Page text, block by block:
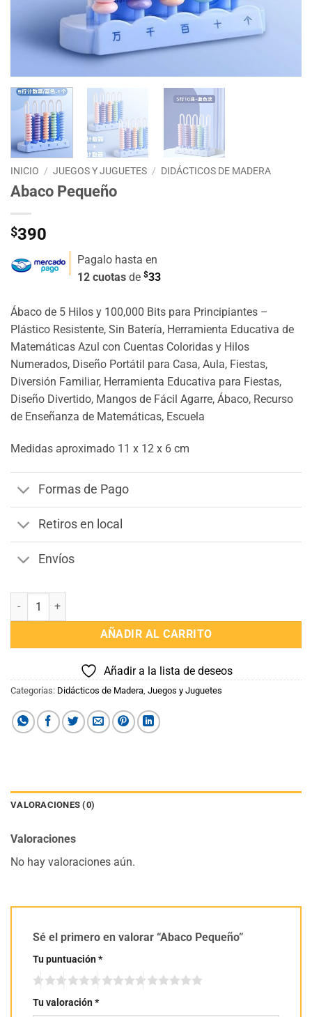
INICIO / JUEGOS Y JUGUETES / DIDÁCTICOS DE MADERA
Abaco Pequeño
$390
Pagalo hasta en
12 cuotas de $33
Ábaco de 5 Hilos y 100,000 Bits para Principiantes –
Plástico Resistente, Sin Batería, Herramienta Educativa de
Matemáticas Azul con Cuentas Coloridas y Hilos
Numerados, Diseño Portátil para Casa, Aula, Fiestas,
Diversión Familiar, Herramienta Educativa para Fiestas,
Diseño Divertido, Mangos de Fácil Agarre, Ábaco, Recurso
de Enseñanza de Matemáticas, Escuela
Medidas aproximado 11 x 12 x 6 cm
Formas de Pago
Retiros en local
Envíos
Abaco Pequeño cantidad
AÑADIR AL CARRITO
Añadir a la lista de deseos
Categorías: Didácticos de Madera, Juegos y Juguetes
VALORACIONES (0)
Valoraciones
No hay valoraciones aún.
Sé el primero en valorar “Abaco Pequeño”
Tu puntuación*
Tu valoración*